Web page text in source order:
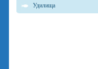
Удилища